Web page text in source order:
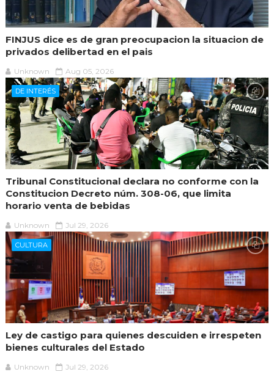
FINJUS dice es de gran preocupacion la situacion de
privados delibertad en el pais
Unknown Aug 05, 2026
DE INTERÉS
Tribunal Constitucional declara no conforme con la
Constitucion Decreto núm. 308-06, que limita
horario venta de bebidas
Unknown Jul 29, 2026
CULTURA
Ley de castigo para quienes descuiden e irrespeten
bienes culturales del Estado
Unknown Jul 29, 2026